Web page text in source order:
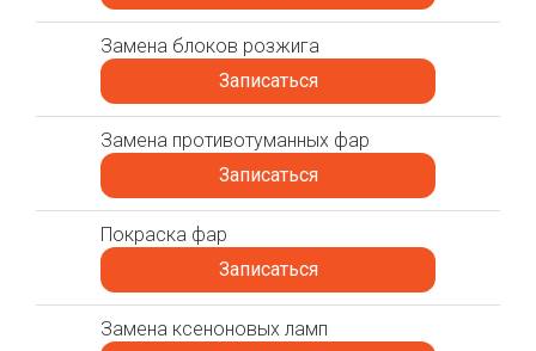
Замена блоков розжига
Записаться
Замена противотуманных фар
Записаться
Покраска фар
Записаться
Замена ксеноновых ламп